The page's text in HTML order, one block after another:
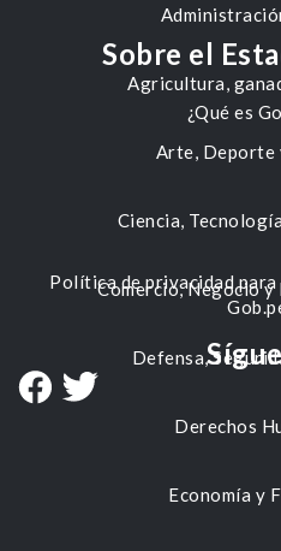
Agricultura,
Arte, Deporte
Ciencia,
Comercio, Negocio y
Defensa,
Derechos
Economía y
Sobre el
¿Qué es
Política de privacidad para